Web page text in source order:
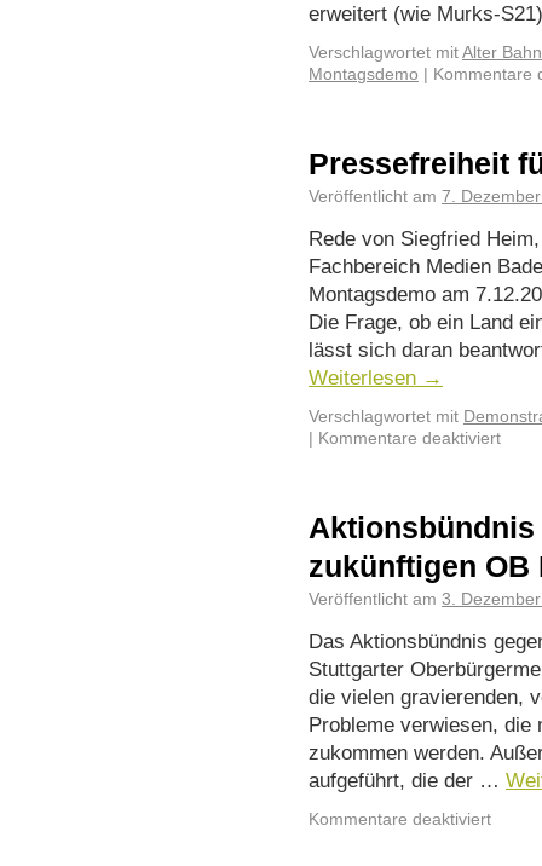
erweitert (wie Murks-
Verschlagwortet mit Alter
Montagsdemo
Kommentare
Pressefreiheit
Veröffentlicht am 7.
Rede von Siegfried
Fachbereich Medien
Montagsdemo am
Die Frage, ob ein Land
lässt sich daran
Weiterlesen →
Verschlagwortet mit
Kommentare deaktiviert
Aktionsbündnis
zukünftigen OB
Veröffentlicht am 3.
Das Aktionsbündnis
Stuttgarter
die vielen gravierenden,
Probleme verwiesen, die
zukommen werden.
aufgeführt, die der …
Kommentare deaktiviert